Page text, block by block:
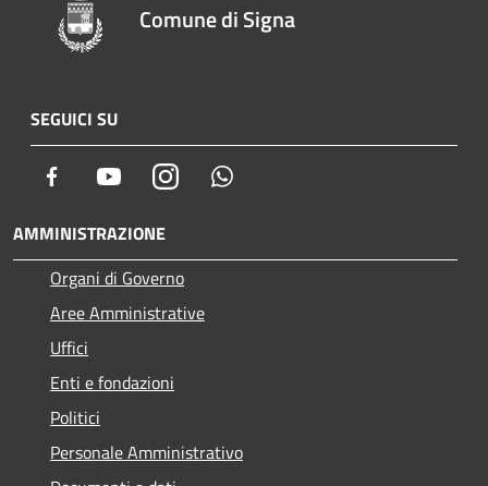
Comune di Signa
SEGUICI SU
Facebook YoutubeInstagram
AMMINISTRAZIONE
Organi di Governo
Aree Amministrative
Uffici
Enti e fondazioni
Politici
Personale Amministrativo